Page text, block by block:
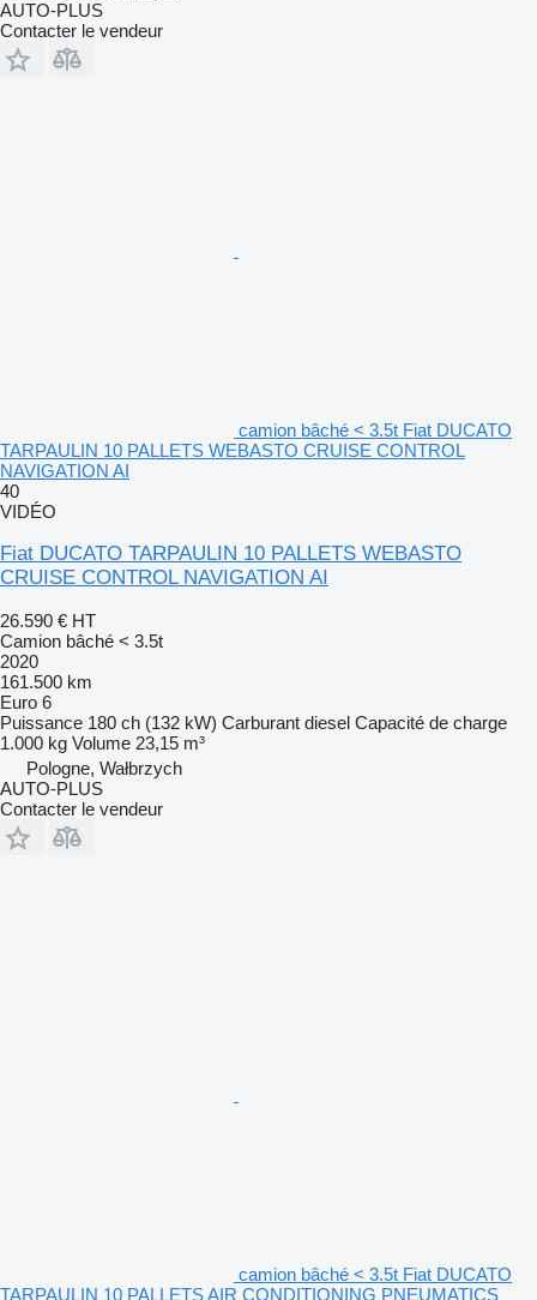
AUTO-PLUS
Contacter le vendeur
camion bâché < 3.5t Fiat DUCATO
TARPAULIN 10 PALLETS WEBASTO CRUISE CONTROL
NAVIGATION AI
40
VIDÉO
Fiat DUCATO TARPAULIN 10 PALLETS WEBASTO
CRUISE CONTROL NAVIGATION AI
26.590 € HT
Camion bâché < 3.5t
2020
161.500 km
Euro 6
Puissance 180 ch (132 kW) Carburant diesel Capacité de charge
1.000 kg Volume 23,15 m³
Pologne, Wałbrzych
AUTO-PLUS
Contacter le vendeur
camion bâché < 3.5t Fiat DUCATO
TARPAULIN 10 PALLETS AIR CONDITIONING PNEUMATICS